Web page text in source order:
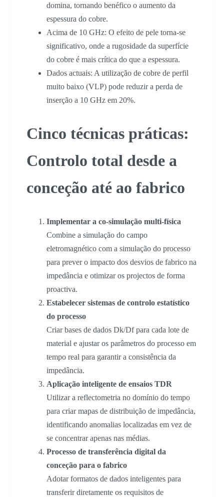
domina, tornando benéfico o aumento da
espessura do cobre.
Acima de 10 GHz: O efeito de pele torna-se
significativo, onde a rugosidade da superfície
do cobre é mais crítica do que a espessura.
Dados actuais: A utilização de cobre de perfil
muito baixo (VLP) pode reduzir a perda de
inserção a 10 GHz em 20%.
Cinco técnicas práticas:
Controlo total desde a
conceção até ao fabrico
Implementar a co-simulação multi-física
Combine a simulação do campo
eletromagnético com a simulação do processo
para prever o impacto dos desvios de fabrico na
impedância e otimizar os projectos de forma
proactiva.
Estabelecer sistemas de controlo estatístico
do processo
Criar bases de dados Dk/Df para cada lote de
material e ajustar os parâmetros do processo em
tempo real para garantir a consistência da
impedância.
Aplicação inteligente de ensaios TDR
Utilizar a reflectometria no domínio do tempo
para criar mapas de distribuição de impedância,
identificando anomalias localizadas em vez de
se concentrar apenas nas médias.
Processo de transferência digital da
conceção para o fabrico
Adotar formatos de dados inteligentes para
transferir diretamente os requisitos de